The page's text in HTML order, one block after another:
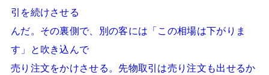
引を続けさせる
んだ。その裏側で、別の客には「この相場は下がりま
す」と吹き込んで
売り注文をかけさせる。先物取引は売り注文も出せるか